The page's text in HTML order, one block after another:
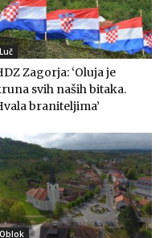
Luč
Zagorja: ‘Oluja je
svih naših bitaka.
braniteljima’
Oblok